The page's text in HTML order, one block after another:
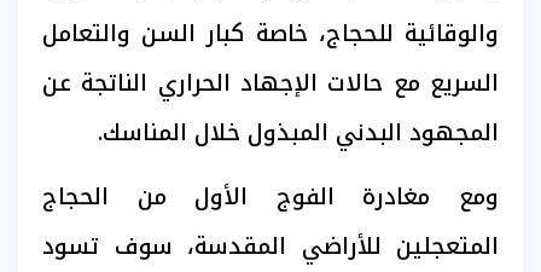
والوقائية للحجاج، خاصة كبار السن والتعامل
السريع مع حالات الإجهاد الحراري الناتجة عن
المجهود البدني المبذول خلال المناسك.
ومع مغادرة الفوج الأول من الحجاج
المتعجلين للأراضي المقدسة، سوف تسود